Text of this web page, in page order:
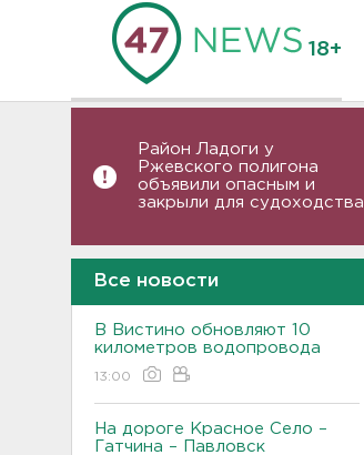
18+
Район Ладоги у
Ржевского полигона
объявили опасным и
закрыли для судоходства
Все новости
В Вистино обновляют 10
километров водопровода
13:00
На дороге Красное Село –
Гатчина – Павловск